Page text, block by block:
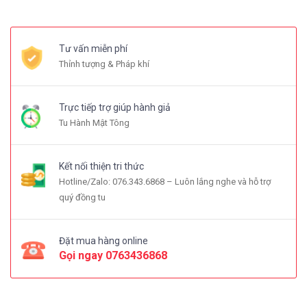
Tư vấn miễn phí
Thỉnh tượng & Pháp khí
Trực tiếp trợ giúp hành giả
Tu Hành Mật Tông
Kết nối thiện tri thức
Hotline/Zalo: 076.343.6868 – Luôn lắng nghe và hỗ trợ
quý đồng tu
Đặt mua hàng online
Gọi ngay 0763436868